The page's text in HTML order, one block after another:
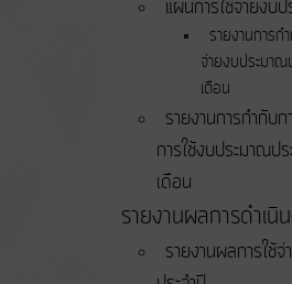
แผนการใช้จ่ายงบ
รายงานการก
จ่ายงบประมา
เดือน
รายงานการกำกับก
การใช้งบประมาณป
เดือน
รายงานผลการดำเนิ
รายงานผลการใช้